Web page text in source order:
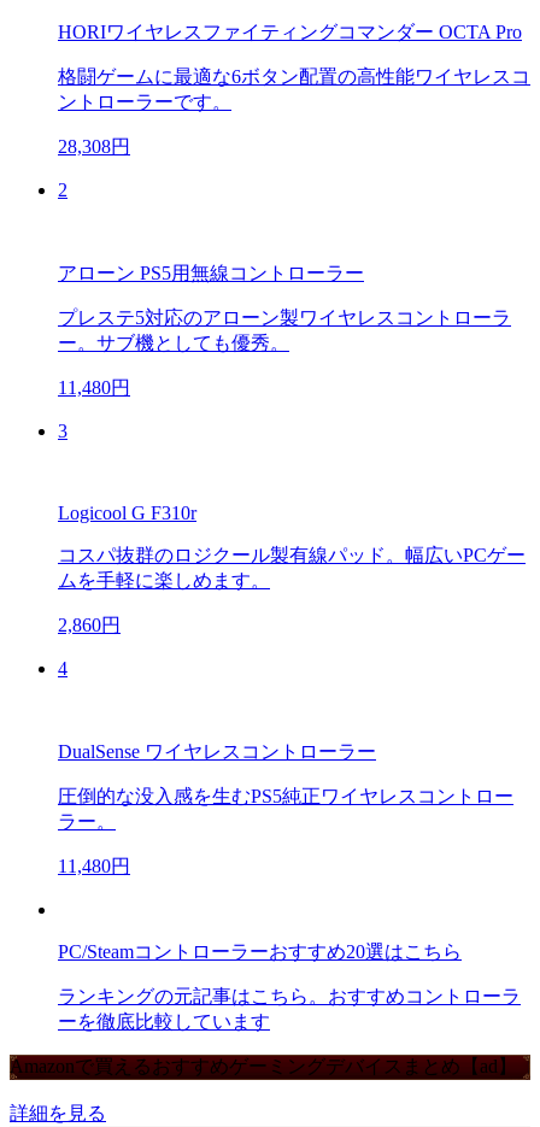
HORIワイヤレスファイティングコマンダー OCTA Pro
格闘ゲームに最適な6ボタン配置の高性能ワイヤレスコ
ントローラーです。
28,308円
2
アローン PS5用無線コントローラー
プレステ5対応のアローン製ワイヤレスコントローラ
ー。サブ機としても優秀。
11,480円
3
Logicool G F310r
コスパ抜群のロジクール製有線パッド。幅広いPCゲー
ムを手軽に楽しめます。
2,860円
4
DualSense ワイヤレスコントローラー
圧倒的な没入感を生むPS5純正ワイヤレスコントロー
ラー。
11,480円
PC/Steamコントローラーおすすめ20選はこちら
ランキングの元記事はこちら。おすすめコントローラ
ーを徹底比較しています
Amazonで買えるおすすめゲーミングデバイスまとめ【ad】
詳細を見る